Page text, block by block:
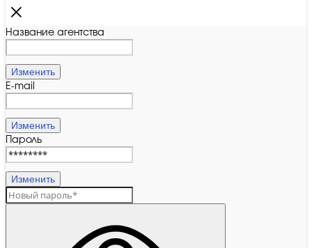
Название агентства
Изменить
E-mail
Изменить
Пароль
Изменить